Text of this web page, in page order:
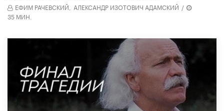
ЕФИМ РАЧЕВСКИЙ, АЛЕКСАНДР ИЗОТОВИЧ АДАМСКИЙ /
35 МИН.